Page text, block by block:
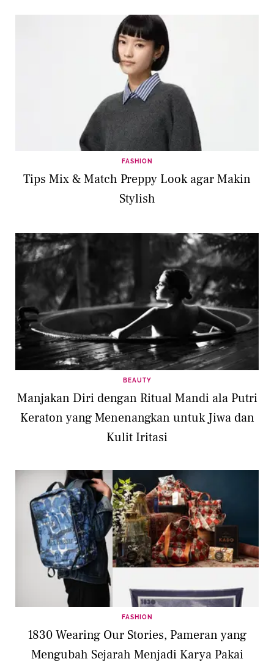
FASHION
Tips Mix & Match Preppy Look agar Makin
Stylish
BEAUTY
Manjakan Diri dengan Ritual Mandi ala Putri
Keraton yang Menenangkan untuk Jiwa dan
Kulit Iritasi
FASHION
1830 Wearing Our Stories, Pameran yang
Mengubah Sejarah Menjadi Karya Pakai